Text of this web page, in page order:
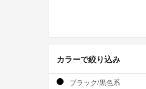
カラーで絞り込み
ブラック/黒色系